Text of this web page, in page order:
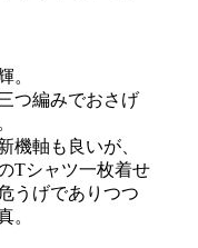
。
つ編みでおさげ
機軸も良いが、
Tシャツ一枚着せ
うげでありつつ
。